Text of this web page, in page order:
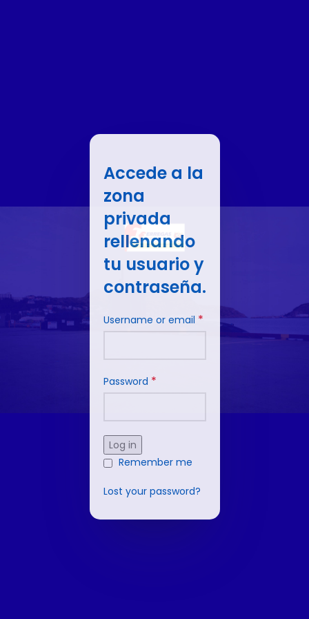
Accede a la
zona
privada
rellenando
tu usuario y
contraseña.
Username or email *
Password *
Log in
Remember me
Lost your password?